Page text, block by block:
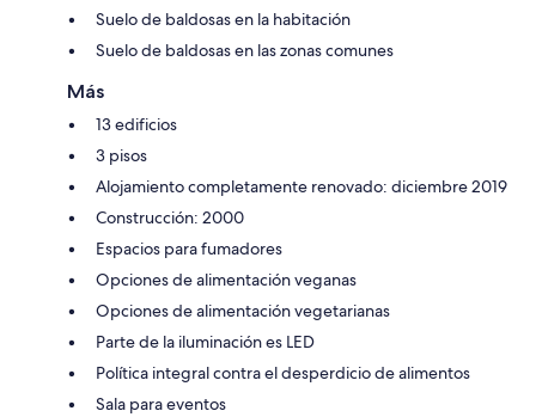
Suelo de baldosas en la habitación
Suelo de baldosas en las zonas comunes
Más
13 edificios
3 pisos
Alojamiento completamente renovado: diciembre 2019
Construcción: 2000
Espacios para fumadores
Opciones de alimentación veganas
Opciones de alimentación vegetarianas
Parte de la iluminación es LED
Política integral contra el desperdicio de alimentos
Sala para eventos